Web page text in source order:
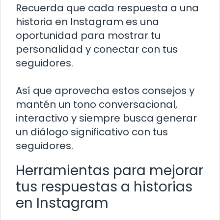
Recuerda que cada respuesta a una
historia en Instagram es una
oportunidad para mostrar tu
personalidad y conectar con tus
seguidores.
Así que aprovecha estos consejos y
mantén un tono conversacional,
interactivo y siempre busca generar
un diálogo significativo con tus
seguidores.
Herramientas para mejorar
tus respuestas a historias
en Instagram